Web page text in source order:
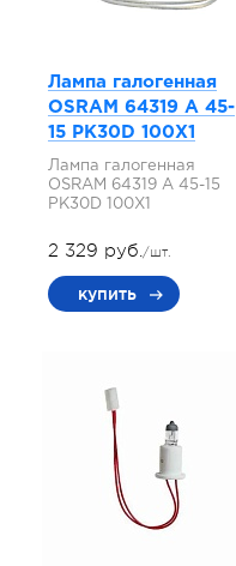
Лампа галогенная
OSRAM 64319 A 45-
15 PK30D 100X1
Лампа галогенная
OSRAM 64319 A 45-15
PK30D 100X1
2 329 руб./шт.
купить